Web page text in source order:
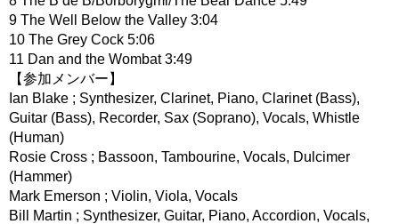
9 The Well Below the Valley 3:04
10 The Grey Cock 5:06
11 Dan and the Wombat 3:49
【参加メンバー】
Ian Blake ; Synthesizer, Clarinet, Piano, Clarinet (Bass),
Guitar (Bass), Recorder, Sax (Soprano), Vocals, Whistle
(Human)
Rosie Cross ; Bassoon, Tambourine, Vocals, Dulcimer
(Hammer)
Mark Emerson ; Violin, Viola, Vocals
Bill Martin ; Synthesizer, Guitar, Piano, Accordion, Vocals,